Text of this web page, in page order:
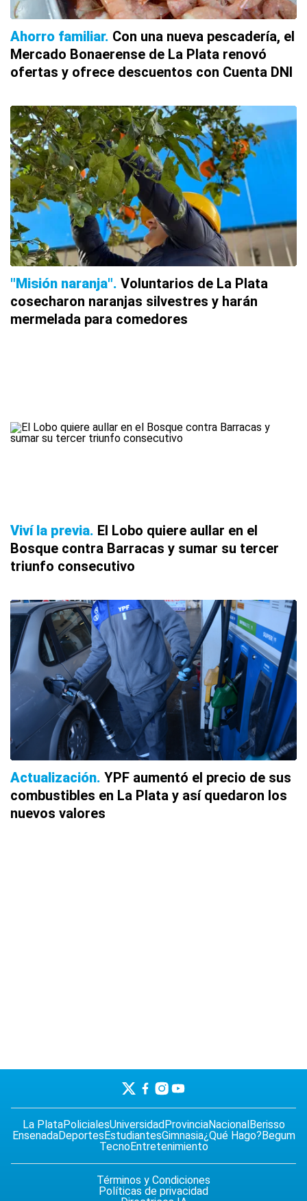
Ahorro familiar Con una nueva pescadería, el
Mercado Bonaerense de La Plata renovó
ofertas y ofrece descuentos con Cuenta DNI
"Misión naranja" Voluntarios de La Plata
cosecharon naranjas silvestres y harán
mermelada para comedores
Viví la previa El Lobo quiere aullar en el
Bosque contra Barracas y sumar su tercer
triunfo consecutivo
Actualización YPF aumentó el precio de sus
combustibles en La Plata y así quedaron los
nuevos valores
La PlataPolicialesUniversidadProvinciaNacionalBerisso
EnsenadaDeportesEstudiantesGimnasia¿Qué Hago?Begum
TecnoEntretenimiento
Términos y Condiciones
Políticas de privacidad